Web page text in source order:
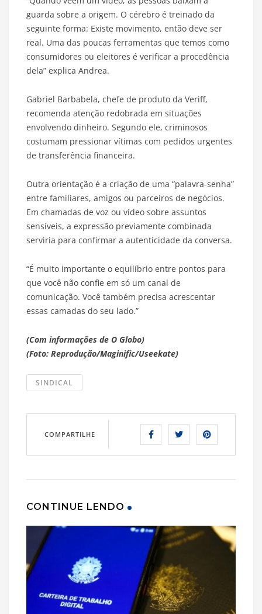
guarda sobre a origem. O cérebro é treinado da
seguinte forma: Existe movimento, então deve ser
real. Uma das poucas ferramentas que temos como
consumidores ou eleitores é verificar a procedência
dela” explica Andrea.
Gabriel Barbabela, chefe de produto da Veriff,
recomenda atenção redobrada em situações
envolvendo dinheiro. Segundo ele, criminosos
costumam pressionar vítimas com pedidos urgentes
de transferência financeira.
Outra orientação é a criação de uma “palavra-senha”
entre familiares, amigos ou parceiros de negócios.
Em chamadas de voz ou vídeo sobre assuntos
sensíveis, a expressão previamente combinada
serviria para confirmar a autenticidade da conversa.
“É muito importante o equilíbrio entre pontos para
que você não confie em só um canal de
comunicação. Você também precisa acrescentar
essas camadas do seu lado.”
(Com informações de O Globo)
(Foto: Reprodução/Maginific/Useekate)
SINDICAL
COMPARTILHE
CONTINUE LENDO